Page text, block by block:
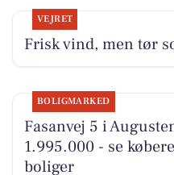
VEJRET
Frisk vind, men tør
BOLIGMARKED
Fasanvej 5 i
1.995.000 - se
boliger